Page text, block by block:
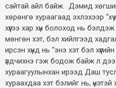
сайтай айл байж. Дэмид
хөрөнгө хураагаад эхлэхээр
хүүгээ хар хүн болоход нь
мөнгөн хэт, бэл хийлгээд
ирсэн хүнд нь “энэ хэт бэл
үлдчихнэ гэж бодож байж л дээ
хураагуулынхан ирээд Даш
хураахдаа хэт бэлийг нь,